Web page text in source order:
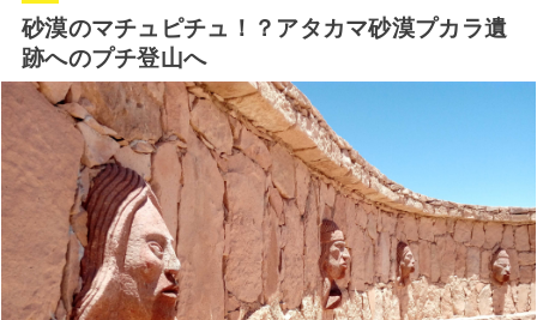
砂漠のマチュピチュ！？アタカマ砂漠プカラ遺
跡へのプチ登山へ